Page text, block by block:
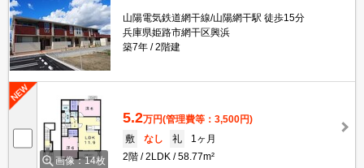
山陽電気鉄道網干線/山陽網干駅 徒歩15分
兵庫県姫路市網干区興浜
築7年
2階建
画像：14枚
5.2万円(管理費等：3,500円)
敷
なし 礼
1ヶ月
2階
2LDK 58.77m²